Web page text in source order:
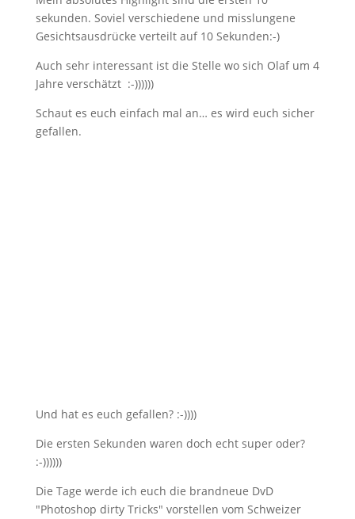
sekunden. Soviel verschiedene und misslungene
Gesichtsausdrücke verteilt auf 10 Sekunden:-)
Auch sehr interessant ist die Stelle wo sich Olaf um 4
Jahre verschätzt :-))))))
Schaut es euch einfach mal an… es wird euch sicher
gefallen.
Und hat es euch gefallen? :-))))
Die ersten Sekunden waren doch echt super oder?
:-))))))
Die Tage werde ich euch die brandneue DvD
"Photoshop dirty Tricks" vorstellen vom Schweizer